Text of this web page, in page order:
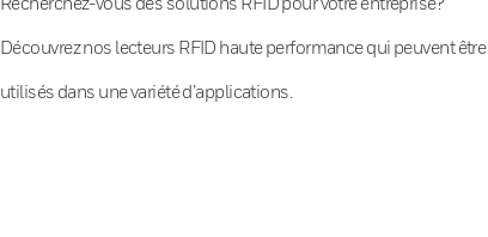
Découvrez nos lecteurs RFID haute performance qui peuvent être
utilisés dans une variété d’applications.